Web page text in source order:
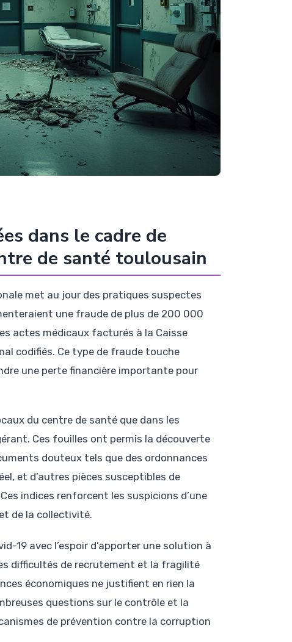
dans le cadre de
de santé toulousain
met au jour des pratiques suspectes
une fraude de plus de 200 000
actes médicaux facturés à la Caisse
codifiés. Ce type de fraude touche
une perte financière importante pour
du centre de santé que dans les
Ces fouilles ont permis la découverte
douteux tels que des ordonnances
et d’autres pièces susceptibles de
indices renforcent les suspicions d’une
de la collectivité.
19 avec l’espoir d’apporter une solution à
difficultés de recrutement et la fragilité
économiques ne justifient en rien la
questions sur le contrôle et la
de prévention contre la corruption